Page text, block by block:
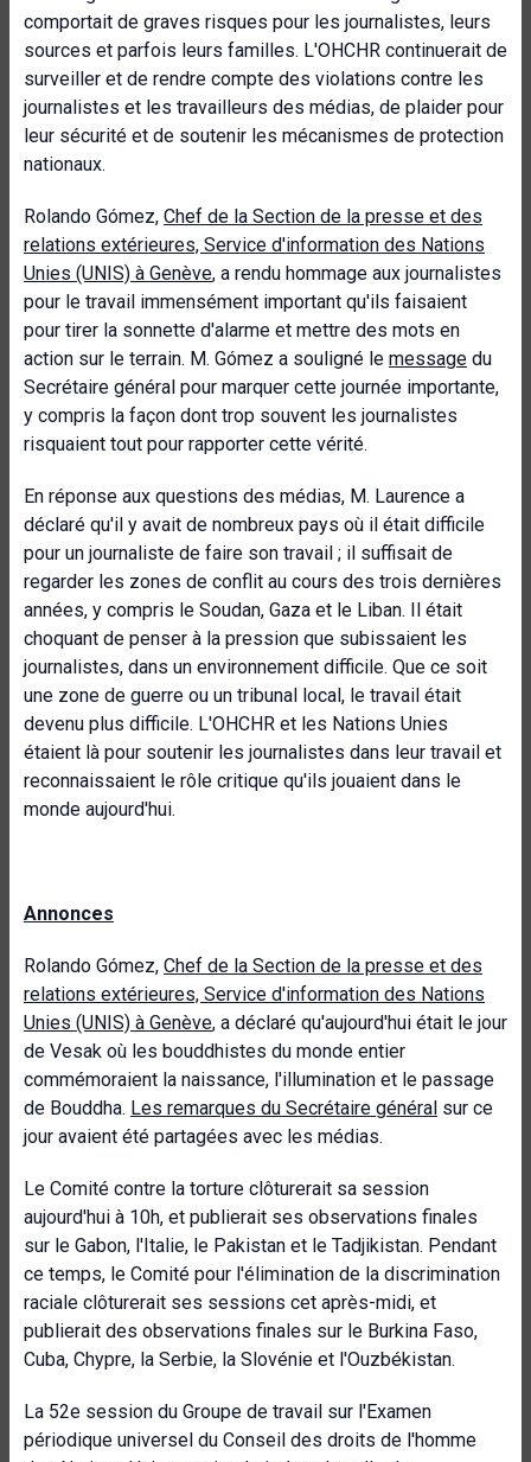
comportait de graves risques pour les journalistes, leurs
sources et parfois leurs familles. L'OHCHR continuerait de
surveiller et de rendre compte des violations contre les
journalistes et les travailleurs des médias, de plaider pour
leur sécurité et de soutenir les mécanismes de protection
nationaux.
Rolando Gómez, Chef de la Section de la presse et des
relations extérieures, Service d'information des Nations
Unies (UNIS) à Genève, a rendu hommage aux journalistes
pour le travail immensément important qu'ils faisaient
pour tirer la sonnette d'alarme et mettre des mots en
action sur le terrain. M. Gómez a souligné le message du
Secrétaire général pour marquer cette journée importante,
y compris la façon dont trop souvent les journalistes
risquaient tout pour rapporter cette vérité.
En réponse aux questions des médias, M. Laurence a
déclaré qu'il y avait de nombreux pays où il était difficile
pour un journaliste de faire son travail ; il suffisait de
regarder les zones de conflit au cours des trois dernières
années, y compris le Soudan, Gaza et le Liban. Il était
choquant de penser à la pression que subissaient les
journalistes, dans un environnement difficile. Que ce soit
une zone de guerre ou un tribunal local, le travail était
devenu plus difficile. L'OHCHR et les Nations Unies
étaient là pour soutenir les journalistes dans leur travail et
reconnaissaient le rôle critique qu'ils jouaient dans le
monde aujourd'hui.
Annonces
Rolando Gómez, Chef de la Section de la presse et des
relations extérieures, Service d'information des Nations
Unies (UNIS) à Genève, a déclaré qu'aujourd'hui était le jour
de Vesak où les bouddhistes du monde entier
commémoraient la naissance, l'illumination et le passage
de Bouddha. Les remarques du Secrétaire général sur ce
jour avaient été partagées avec les médias.
Le Comité contre la torture clôturerait sa session
aujourd'hui à 10h, et publierait ses observations finales
sur le Gabon, l'Italie, le Pakistan et le Tadjikistan. Pendant
ce temps, le Comité pour l'élimination de la discrimination
raciale clôturerait ses sessions cet après-midi, et
publierait des observations finales sur le Burkina Faso,
Cuba, Chypre, la Serbie, la Slovénie et l'Ouzbékistan.
La 52e session du Groupe de travail sur l'Examen
périodique universel du Conseil des droits de l'homme